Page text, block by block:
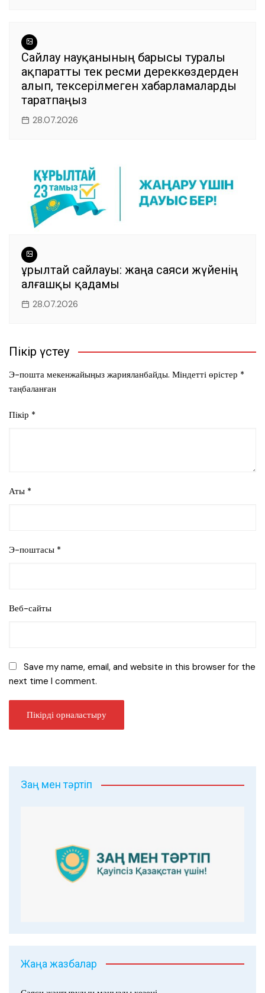
Сайлау науқанының барысы туралы
ақпаратты тек ресми дереккөздерден
алып, тексерілмеген хабарламаларды
таратпаңыз
28.07.2026
Құрылтай сайлауы: жаңа саяси жүйенің
алғашқы қадамы
28.07.2026
Пікір үстеу
Э-пошта мекенжайыңыз жарияланбайды. Міндетті өрістер *
таңбаланған
Пікір *
Аты *
Э-поштасы *
Веб-сайты
Save my name, email, and website in this browser for the
next time I comment.
Заң мен тәртіп
Жаңа жазбалар